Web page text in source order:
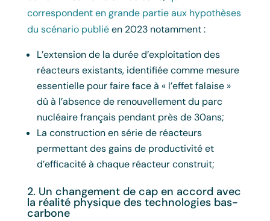
correspondent en grande partie aux hypothèses
du scénario publiéen 2023 notamment :
L’extension de la durée d’exploitation des
réacteurs existants, identifiée comme mesure
essentielle pour faire face à « l’effet falaise »
dû à l’absence de renouvellement du parc
nucléaire français pendant près de 30ans;
La construction en série de réacteurs
permettant des gains de productivité et
d’efficacité à chaque réacteur construit;
2. Un changement de cap en accord avec
la réalité physique des technologies bas-
carbone